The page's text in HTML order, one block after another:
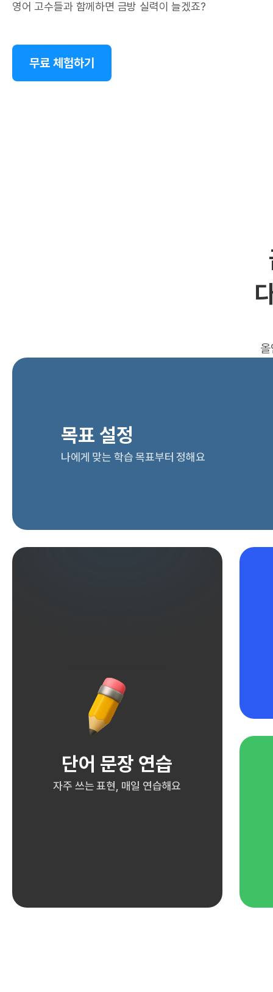
영어 고수들과 함께하면 금방 실력이 늘겠죠?
무료 체험하기
목표 설정
나에게 맞는 학습 목표부터 정해요
단어 문장 연습
자주 쓰는 표현, 매일 연습해요